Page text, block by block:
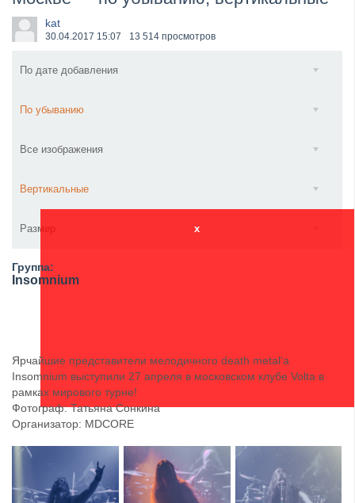
​Anthrax выпустили новый сингл и клип «Everybod...
kat
30.04.2017 15:07 13 514 просмотров
По дате добавления
По убыванию
Все изображения
Вертикальные
Размер x
Группа:
Insomnium
Ярчайшие представители мелодичного death metal'a
Insomnium выступили 27 апреля в московском клубе Volta в
рамках мирового турне!
Фотограф: Татьяна Сонкина
Организатор: MDCORE